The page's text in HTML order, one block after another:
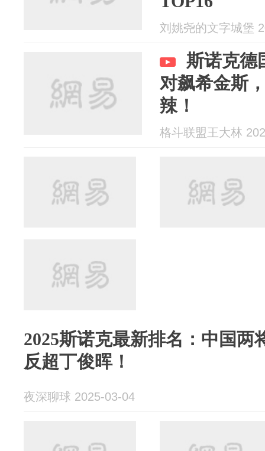
刘姚尧的文字城堡
斯诺克德
对飙希金斯
辣！
格斗联盟王大林
2025斯诺克最新排名：中国两
反超丁俊晖！
夜深聊球 2025-03-04